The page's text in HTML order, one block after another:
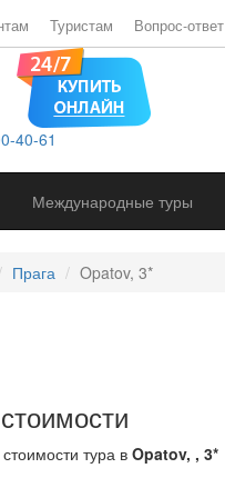
Туристам Вопрос-ответ
40-61
Международные туры
Прага Opatov, 3*
тура в Opatov, , 3*